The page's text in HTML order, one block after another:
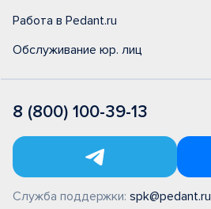
Работа в Pedant.ru
Обслуживание юр. лиц
8 (800) 100-39-13
Служба поддержки: spk@pedant.ru